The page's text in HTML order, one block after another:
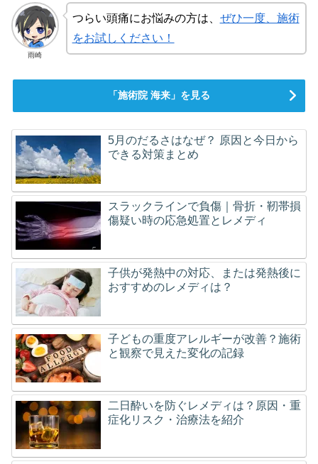
雨崎
つらい頭痛にお悩みの方は、 ぜひ一度、施術
をお試しください！
「施術院 海来」を見る
5月のだるさはなぜ？ 原因と今日から
できる対策まとめ
スラックラインで負傷｜骨折・靭帯損
傷疑い時の応急処置とレメディ
子供が発熱中の対応、または発熱後に
おすすめのレメディは？
子どもの重度アレルギーが改善？施術
と観察で見えた変化の記録
二日酔いを防ぐレメディは？原因・重
症化リスク・治療法を紹介